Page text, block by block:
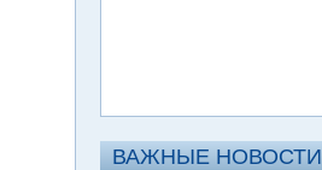
ВАЖНЫЕ НОВОСТИ